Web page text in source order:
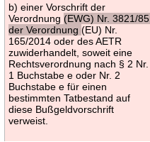
b) einer Vorschrift der
Verordnung (EWG) Nr. 3821/85,
der Verordnung(EU) Nr.
165/2014 oder des AETR
zuwiderhandelt, soweit eine
Rechtsverordnung nach § 2 Nr.
1 Buchstabe e oder Nr. 2
Buchstabe e für einen
bestimmten Tatbestand auf
diese Bußgeldvorschrift
verweist.